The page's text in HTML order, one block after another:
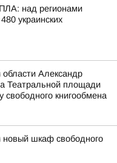
над регионами
украинских
области Александр
Театральной площади
свободного книгообмена
новый шкаф свободного